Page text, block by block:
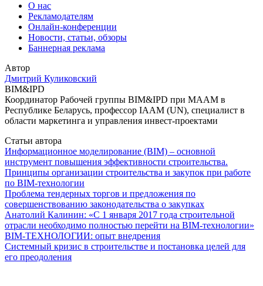
О нас
Рекламодателям
Онлайн-конференции
Новости, статьи, обзоры
Баннерная реклама
Автор
Дмитрий Куликовский
BIM&IPD
Координатор Рабочей группы BIM&IPD при МААМ в
Республике Беларусь, профессор IAAM (UN), специалист в
области маркетинга и управления инвест-проектами
Статьи автора
Информационное моделирование (BIM) – основной
инструмент повышения эффективности строительства.
Принципы организации строительства и закупок при работе
по BIM-технологии
Проблема тендерных торгов и предложения по
совершенствованию законодательства о закупках
Анатолий Калинин: «С 1 января 2017 года строительной
отрасли необходимо полностью перейти на BIM-технологии»
BIM-ТЕХНОЛОГИИ: опыт внедрения
Системный кризис в строительстве и постановка целей для
его преодоления